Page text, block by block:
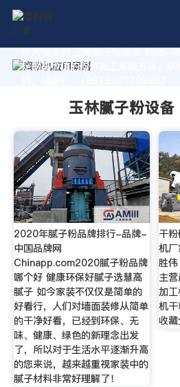
作为专业的 玉林腻子粉设备 制造厂
定制高价值的粉体加工系统方案。获
玉林腻子粉设备
2020年腻子粉品牌排行-品牌-
中国品牌网
Chinapp.com2020腻子粉品牌
哪个好 健康环保好腻子选慧高
腻子 如今家装不仅仅是简单的
好看行，人们对墙面装修从简单
的干净好看，已经到环保、无
味、健康、绿色的新理念出发
了，所以对于生活水平逐渐升高
的您来说，越来越重视家装中的
腻子材料非常好理解了！
干
机
胜
主
加
机
收